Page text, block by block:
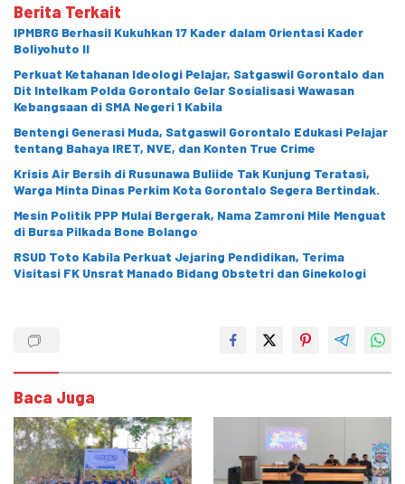
Berita Terkait
IPMBRG Berhasil Kukuhkan 17 Kader dalam Orientasi Kader
Boliyohuto II
Perkuat Ketahanan Ideologi Pelajar, Satgaswil Gorontalo dan
Dit Intelkam Polda Gorontalo Gelar Sosialisasi Wawasan
Kebangsaan di SMA Negeri 1 Kabila
Bentengi Generasi Muda, Satgaswil Gorontalo Edukasi Pelajar
tentang Bahaya IRET, NVE, dan Konten True Crime
Krisis Air Bersih di Rusunawa Buliide Tak Kunjung Teratasi,
Warga Minta Dinas Perkim Kota Gorontalo Segera Bertindak.
Mesin Politik PPP Mulai Bergerak, Nama Zamroni Mile Menguat
di Bursa Pilkada Bone Bolango
RSUD Toto Kabila Perkuat Jejaring Pendidikan, Terima
Visitasi FK Unsrat Manado Bidang Obstetri dan Ginekologi
Baca Juga